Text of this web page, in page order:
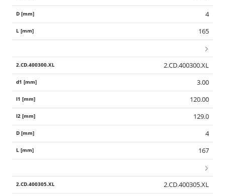
4
165
2.CD.400300.XL
3.00
120.00
129.0
4
167
2.CD.400305.XL